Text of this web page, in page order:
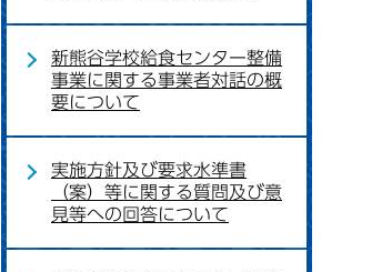
新熊谷学校給食センター整備
事業に関する事業者対話の概
要について
実施方針及び要求水準書
（案）等に関する質問及び意
見等への回答について